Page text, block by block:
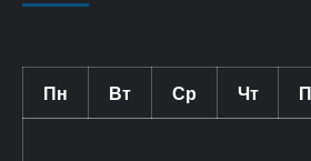
Пн Вт Ср Чт